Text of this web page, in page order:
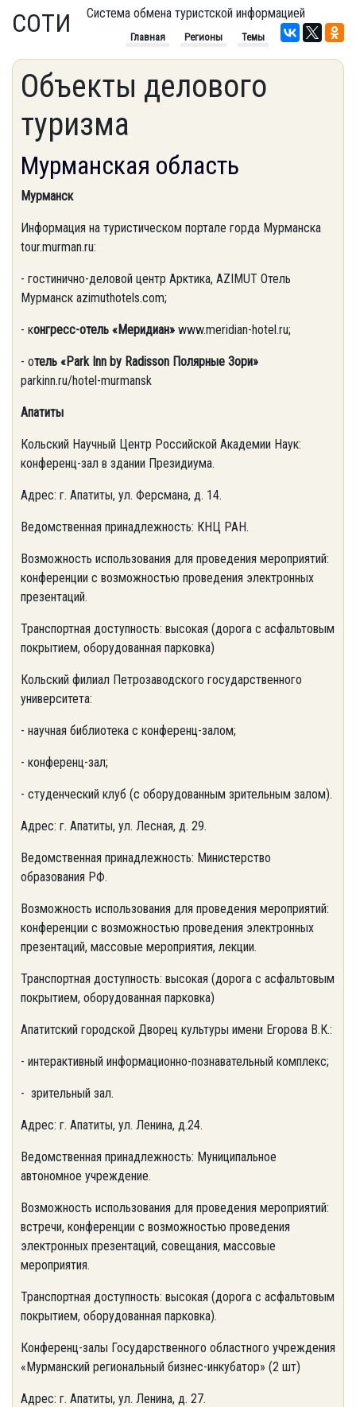
СОТИ Система обмена туристской информацией
Главная Регионы Темы
Объекты делового
туризма
Мурманская область
Мурманск
Информация на туристическом портале горда Мурманска
tour.murman.ru:
- гостинично-деловой центр Арктика, AZIMUT Отель
Мурманск azimuthotels.com;
- конгресс-отель «Меридиан» www.meridian-hotel.ru;
- отель «Park Inn by Radisson Полярные Зори»
parkinn.ru/hotel-murmansk
Апатиты
Кольский Научный Центр Российской Академии Наук:
конференц-зал в здании Президиума.
Адрес: г. Апатиты, ул. Ферсмана, д. 14.
Ведомственная принадлежность: КНЦ РАН.
Возможность использования для проведения мероприятий:
конференции с возможностью проведения электронных
презентаций.
Транспортная доступность: высокая (дорога с асфальтовым
покрытием, оборудованная парковка)
Кольский филиал Петрозаводского государственного
университета:
- научная библиотека с конференц-залом;
- конференц-зал;
- студенческий клуб (с оборудованным зрительным залом).
Адрес: г. Апатиты, ул. Лесная, д. 29.
Ведомственная принадлежность: Министерство
образования РФ.
Возможность использования для проведения мероприятий:
конференции с возможностью проведения электронных
презентаций, массовые мероприятия, лекции.
Транспортная доступность: высокая (дорога с асфальтовым
покрытием, оборудованная парковка)
Апатитский городской Дворец культуры имени Егорова В.К.:
- интерактивный информационно-познавательный комплекс;
- зрительный зал.
Адрес: г. Апатиты, ул. Ленина, д.24.
Ведомственная принадлежность: Муниципальное
автономное учреждение.
Возможность использования для проведения мероприятий:
встречи, конференции с возможностью проведения
электронных презентаций, совещания, массовые
мероприятия.
Транспортная доступность: высокая (дорога с асфальтовым
покрытием, оборудованная парковка).
Конференц-залы Государственного областного учреждения
«Мурманский региональный бизнес-инкубатор» (2 шт)
Адрес: г. Апатиты, ул. Ленина, д. 27.